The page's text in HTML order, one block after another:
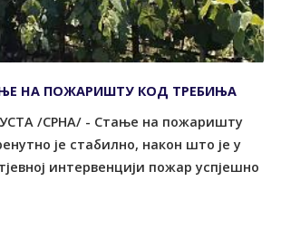
НА ПОЖАРИШТУ КОД ТРЕБИЊА
/СРНА/ - Стање на пожаришту
је стабилно, након што је у
интервенцији пожар успјешно